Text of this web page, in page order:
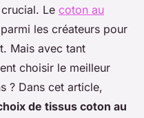
Le coton au
les créateurs pour
Mais avec tant
choisir le meilleur
? Dans cet article,
de tissus coton au